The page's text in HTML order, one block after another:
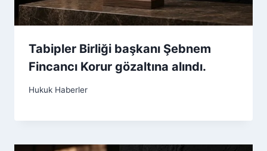
Tabipler Birliği başkanı Şebnem
Fincancı Korur gözaltına alındı.
Hukuk Haberler